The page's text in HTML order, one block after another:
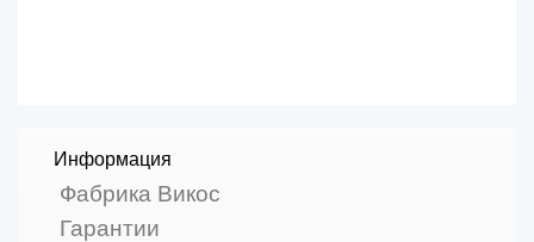
Информация
Фабрика Викос
Гарантии